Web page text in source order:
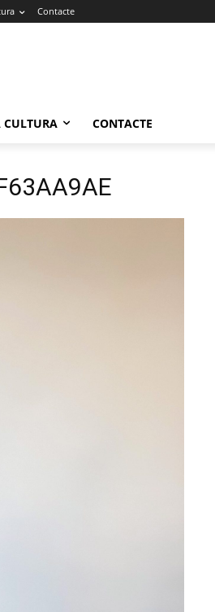
Contacte
CULTURA CONTACTE